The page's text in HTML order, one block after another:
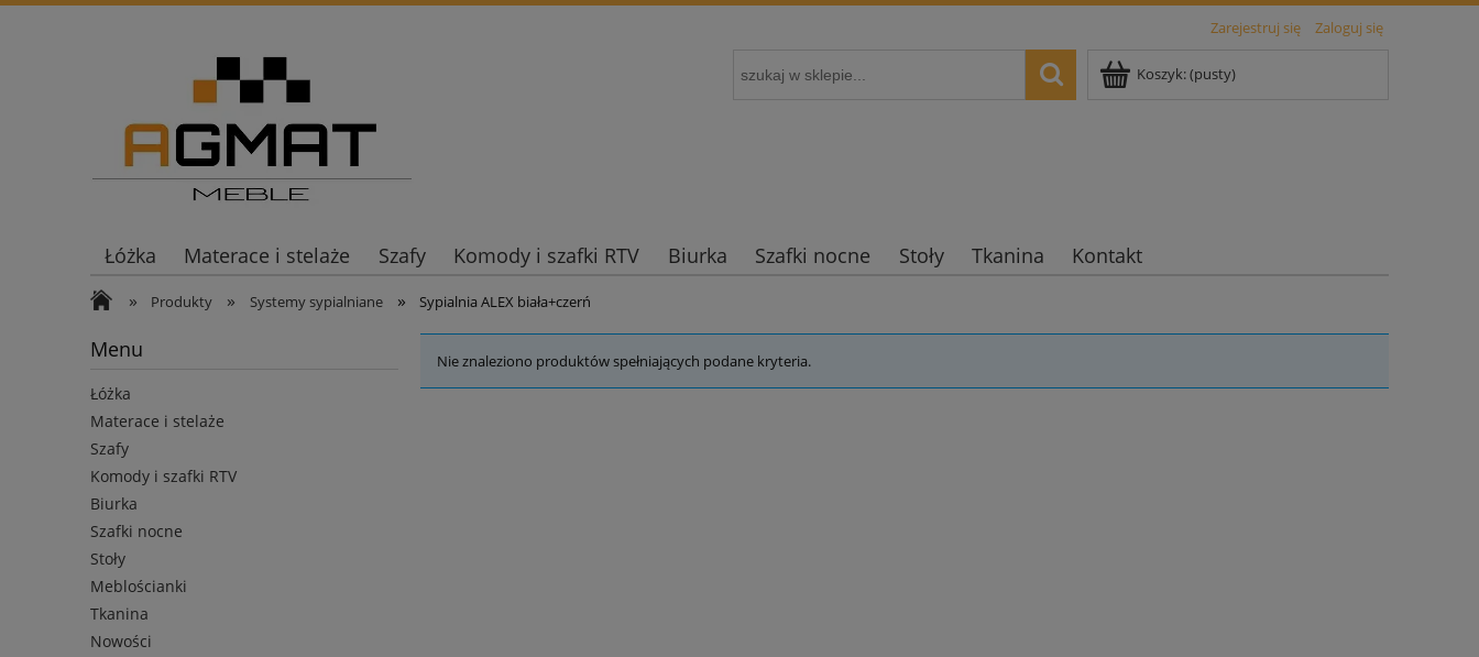
Zarejestruj się Zaloguj się
Koszyk:(pusty)
Łóżka Materace i stelaże Szafy Komody i szafki RTV Biurka Szafki nocne Stoły Tkanina Kontakt
» Produkty » Systemy sypialniane » Sypialnia ALEX biała+czerń
Menu
Łóżka
Materace i stelaże
Szafy
Komody i szafki RTV
Biurka
Szafki nocne
Stoły
Meblościanki
Tkanina
Nowości
Nie znaleziono produktów spełniających podane kryteria.